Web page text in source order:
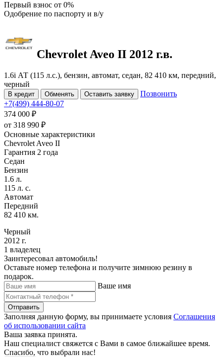
Первый взнос от 0%
Одобрение по паспорту и в/у
Chevrolet Aveo II 2012 г.в.
1.6i АТ (115 л.с.), бензин, автомат, седан, 82 410 км, передний,
черный
В кредит Обменять Оставить заявку
Позвонить
+7(499) 444-80-07
374 000 ₽
от 318 990 ₽
Основные характеристики
Chevrolet Aveo II
Гарантия 2 года
Седан
Бензин
1.6 л.
115 л. с.
Автомат
Передний
82 410 км.
Черный
2012 г.
1 владелец
Заинтересовал автомобиль!
Оставьте номер телефона и получите зимнюю резину в
подарок.
Ваше имя
Отправить
Заполняя данную форму, вы принимаете условия Соглашения
об использовании сайта
Ваша заявка принята.
Наш специалист свяжется с Вами в самое ближайшее время.
Спасибо, что выбрали нас!